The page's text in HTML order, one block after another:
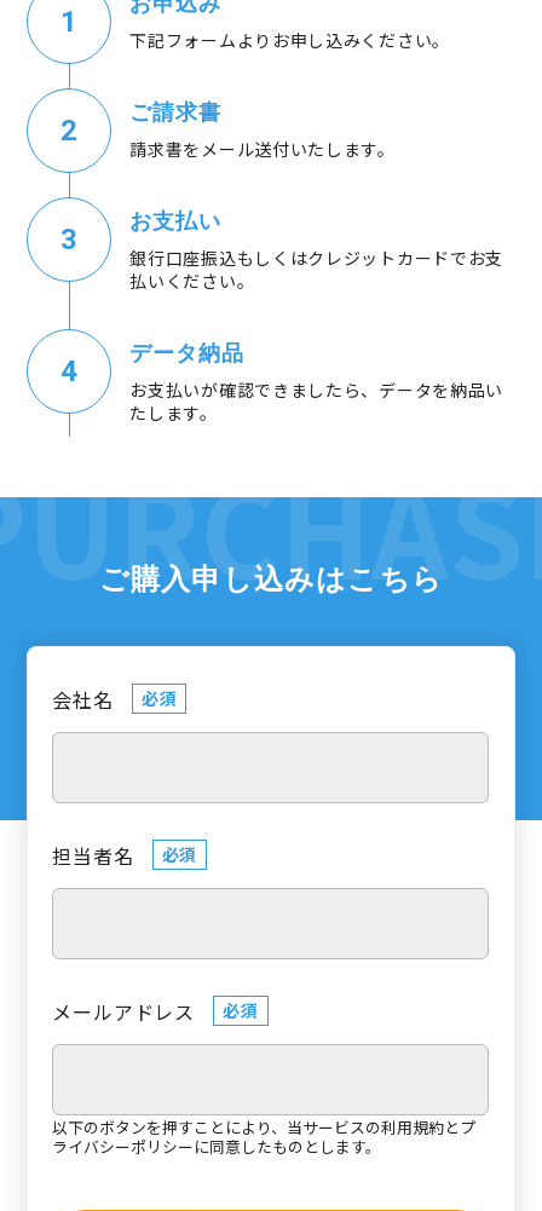
下記フォームよりお申し込みください。
ご請求書
請求書をメール送付いたします。
お支払い
銀行口座振込もしくはクレジットカードでお支
払いください。
データ納品
お支払いが確認できましたら、データを納品い
たします。
ご購入申し込みはこちら
会社名 必須
担当者名 必須
メールアドレス 必須
以下のボタンを押すことにより、当サービスの利用規約と プ
ライバシーポリシーに同意したものとします。